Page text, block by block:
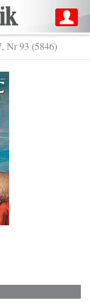
Nr 93 (5846)